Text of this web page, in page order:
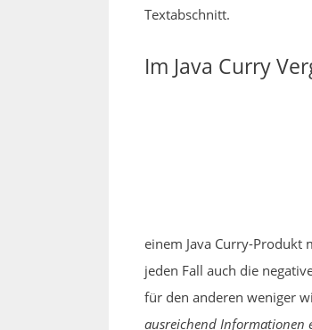
Textabschnitt.
Im Java Curry
einem Java Curry-Produkt
jeden Fall auch die
für den anderen weniger
ausreichend Informationen